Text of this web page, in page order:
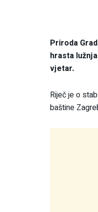
Priroda
hrasta
vjetar.
Riječ je o
baštine